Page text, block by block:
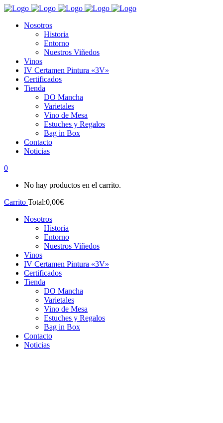
Nosotros
Historia
Entorno
Nuestros Viñedos
Vinos
IV Certamen Pintura «3V»
Certificados
Tienda
DO Mancha
Varietales
Vino de Mesa
Estuches y Regalos
Bag in Box
Contacto
Noticias
0
No hay productos en el carrito.
Carrito Total:0,00€
Nosotros
Historia
Entorno
Nuestros Viñedos
Vinos
IV Certamen Pintura «3V»
Certificados
Tienda
DO Mancha
Varietales
Vino de Mesa
Estuches y Regalos
Bag in Box
Contacto
Noticias